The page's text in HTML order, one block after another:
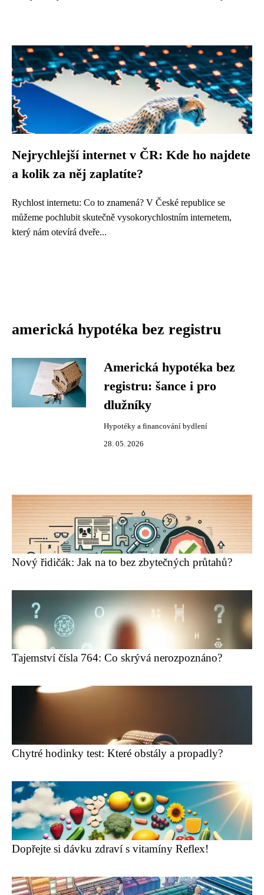
Nejrychlejší internet v ČR: Kde ho najdete
a kolik za něj zaplatíte?
Rychlost internetu: Co to znamená? V České republice se
můžeme pochlubit skutečně vysokorychlostním internetem,
který nám otevírá dveře...
americká hypotéka bez registru
Americká hypotéka bez
registru: šance i pro
dlužníky
Hypotéky a financování bydlení
28. 05. 2026
Nový řidičák: Jak na to bez zbytečných průtahů?
Tajemství čísla 764: Co skrývá nerozpoznáno?
Chytré hodinky test: Které obstály a propadly?
Dopřejte si dávku zdraví s vitamíny Reflex!